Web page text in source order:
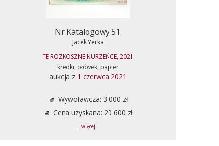
Nr Katalogowy 51.
Jacek Yerka
TE ROZKOSZNE NURZEŃCE, 2021
kredki, ołówek, papier
aukcja z 1 czerwca 2021
Wywoławcza: 3 000 zł
Cena uzyskana: 20 600 zł
... więcej ...